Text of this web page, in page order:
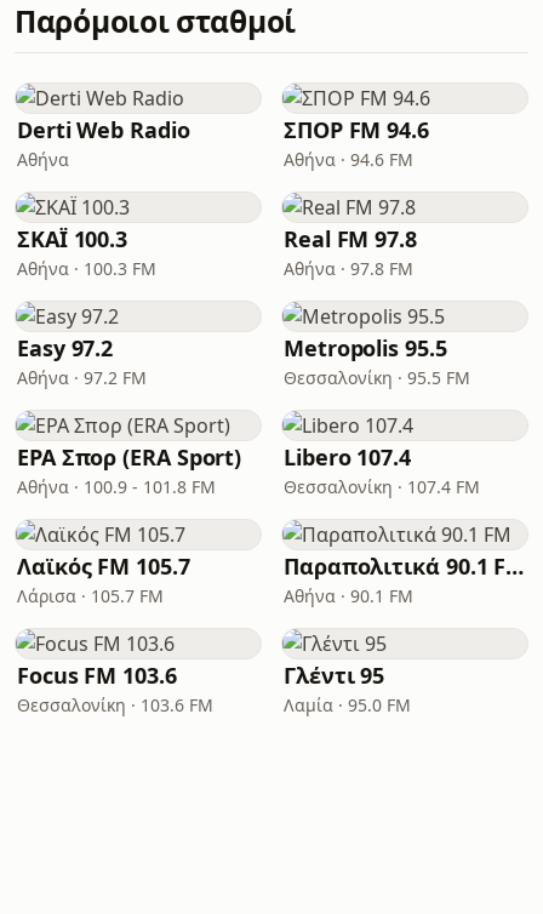
Παρόμοιοι σταθμοί
Derti Web Radio
Αθήνα
ΣΠΟΡ FM 94.6
Αθήνα · 94.6 FM
ΣΚΑΪ 100.3
Αθήνα · 100.3 FM
Real FM 97.8
Αθήνα · 97.8 FM
Easy 97.2
Αθήνα · 97.2 FM
Metropolis 95.5
Θεσσαλονίκη · 95.5 FM
ΕΡΑ Σπορ (ERA Sport)
Αθήνα · 100.9 - 101.8 FM
Libero 107.4
Θεσσαλονίκη · 107.4 FM
Λαϊκός FM 105.7
Λάρισα · 105.7 FM
Παραπολιτικά 90.1 FM
Αθήνα · 90.1 FM
Focus FM 103.6
Θεσσαλονίκη · 103.6 FM
Γλέντι 95
Λαμία · 95.0 FM